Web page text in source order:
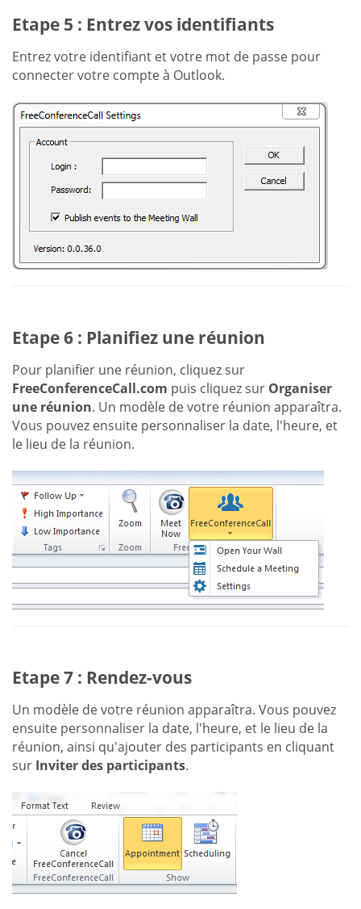
Etape 5 : Entrez vos identifiants
Entrez votre identifiant et votre mot de passe pour
connecter votre compte à Outlook.
Etape 6 : Planifiez une réunion
Pour planifier une réunion, cliquez sur
FreeConferenceCall.com puis cliquez sur Organiser
une réunion. Un modèle de votre réunion apparaîtra.
Vous pouvez ensuite personnaliser la date, l'heure, et
le lieu de la réunion.
Etape 7 : Rendez-vous
Un modèle de votre réunion apparaîtra. Vous pouvez
ensuite personnaliser la date, l'heure, et le lieu de la
réunion, ainsi qu'ajouter des participants en cliquant
sur Inviter des participants.